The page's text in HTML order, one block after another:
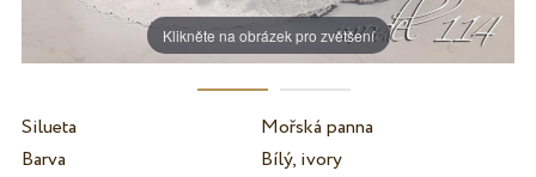
Klikněte na obrázek pro zvětšení
Silueta
Mořská panna
Barva
Bílý, ivory